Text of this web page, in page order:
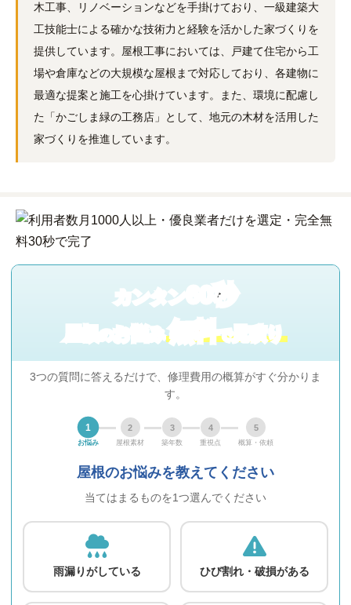
木工事、リノベーションなどを手掛けており、一級建築大
工技能士による確かな技術力と経験を活かした家づくりを
提供しています。屋根工事においては、戸建て住宅から工
場や倉庫などの大規模な屋根まで対応しており、各建物に
最適な提案と施工を心掛けています。また、環境に配慮し
た「かごしま緑の工務店」として、地元の木材を活用した
家づくりを推進しています。
カンタン60秒
屋根 の お悩み無料で見積り
3つの質問に答えるだけで、修理費用の概算がすぐ分かりま
す。
1
お悩み
2
屋根素材
3
築年数
4
重視点
5
概算・依頼
屋根のお悩みを教えてください
当てはまるものを1つ選んでください
雨漏りがしている ひび割れ・破損がある